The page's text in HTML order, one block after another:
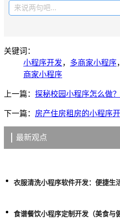
来说两句吧...
关键词：
小程序开发， 多商家小程序，
商家小程序
上一篇： 探秘校园小程序怎么做
下一篇： 房产住房租房的小程序
最新观点
衣服清洗小程序软件开发：便捷生
食谱餐饮小程序定制开发（美食与